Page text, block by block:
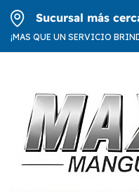
Sucursal más
¡MAS QUE UN SERVICIO